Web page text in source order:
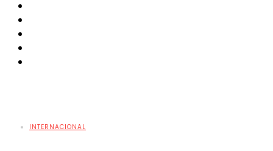
INTERNACIONAL